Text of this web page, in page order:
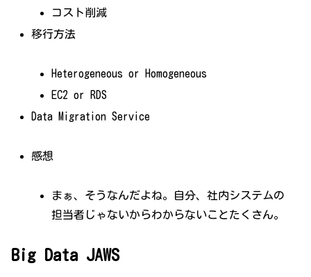
コスト削減
移行方法
Heterogeneous or Homogeneous
EC2 or RDS
Data Migration Service
感想
まぁ、そうなんだよね。自分、社内システムの
担当者じゃないからわからないことたくさん。
Big Data JAWS